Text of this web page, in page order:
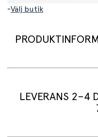
-Välj butik
Capen är fodrad med
kan vikas upp eller ner.
LEVERANS 2–4